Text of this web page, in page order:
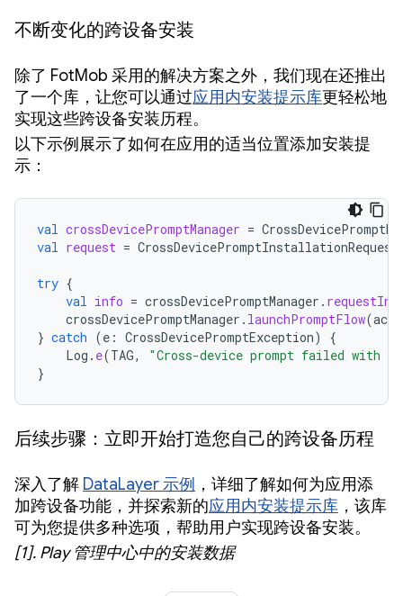
不断变化的跨设备安装
除了 FotMob 采用的解决方案之外，我们现在还推出
了一个库，让您可以通过应用内安装提示库更轻松地
实现这些跨设备安装历程。
以下示例展示了如何在应用的适当位置添加安装提
示：
val crossDevicePromptManager =
val request = CrossDevicePromptInstallationRequest
try {
val info = crossDevicePromptManager .
crossDevicePromptManager . launchPromptFlow(
} catch (e : CrossDevicePromptException)
{
Log . e(TAG,
"Cross-device prompt failed with
}
后续步骤：立即开始打造您自己的跨设备历程
深入了解 DataLayer 示例 ，详细了解如何为应用添
加跨设备功能，并探索新的应用内安装提示库 ，该库
可为您提供多种选项，帮助用户实现跨设备安装。
[1]. Play 管理中心中的安装数据